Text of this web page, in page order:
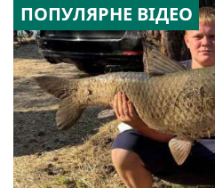
ПОПУЛЯРНЕ ВІДЕО